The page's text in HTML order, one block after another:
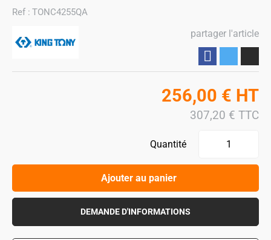
Ref : TONC4255QA
partager l'article
256,00 € HT
307,20 € TTC
Quantité
Ajouter au panier
DEMANDE D'INFORMATIONS